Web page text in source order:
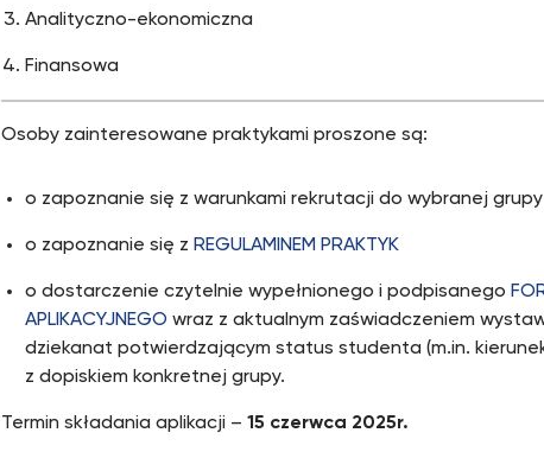
Analityczno-ekonomiczna
Finansowa
Osoby zainteresowane praktykami proszone są:
o zapoznanie się z warunkami rekrutacji do wybranej grupy
o zapoznanie się z REGULAMINEM PRAKTYK
o dostarczenie czytelnie wypełnionego i podpisanego
APLIKACYJNEGO wraz z aktualnym zaświadczeniem
dziekanat potwierdzającym status studenta (m.in.
z dopiskiem konkretnej grupy.
Termin składania aplikacji – 15 czerwca 2025r.